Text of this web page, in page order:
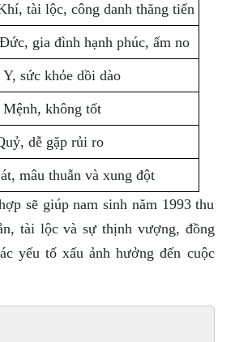
tài lộc, công danh thăng tiến
gia đình hạnh phúc, ấm no
sức khỏe dồi dào
Mệnh, không tốt
dễ gặp rủi ro
mâu thuẫn và xung đột
sẽ giúp nam sinh năm 1993 thu
tài lộc và sự thịnh vượng, đồng
yếu tố xấu ảnh hưởng đến cuộc